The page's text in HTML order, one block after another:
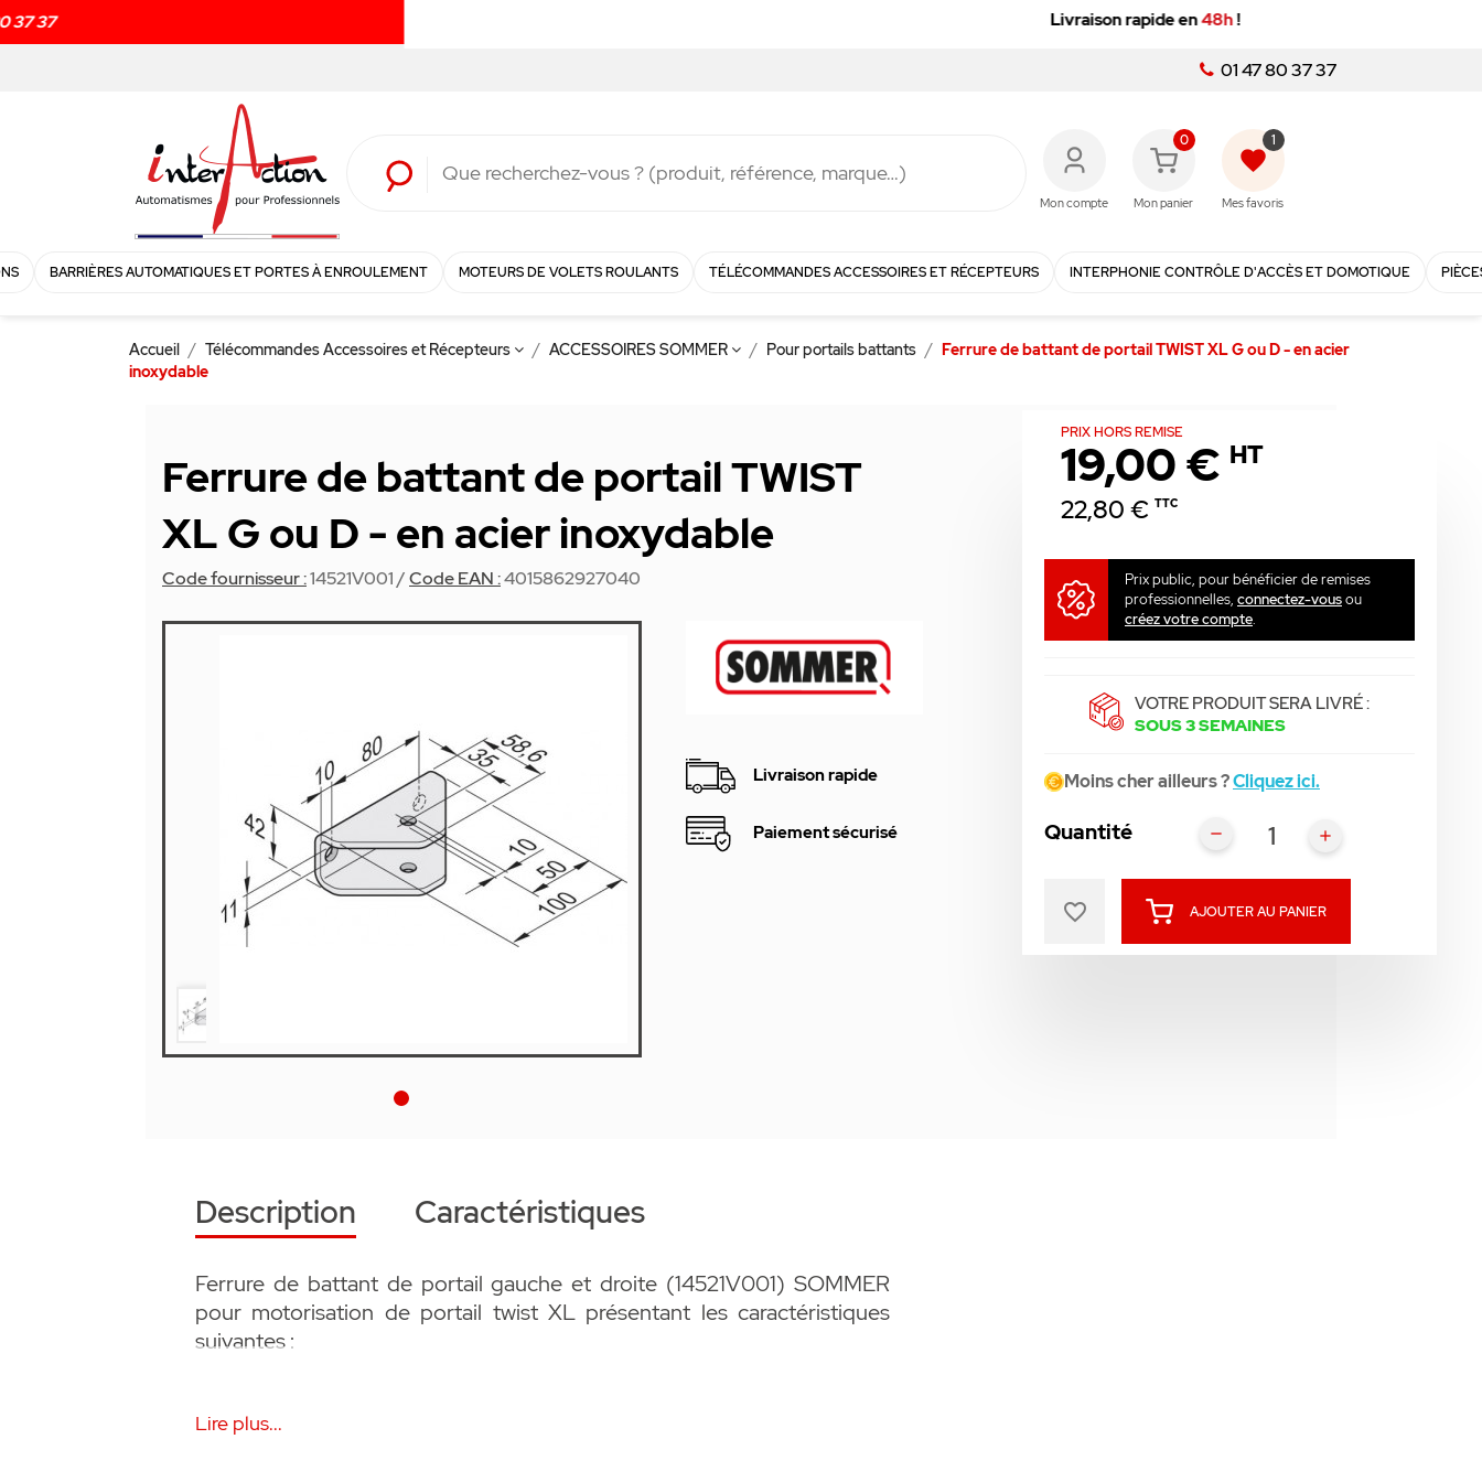
01 47 80 37 37
Mon compte
0
Mon panier
favorite
1
Mes favoris
BARRIÈRES AUTOMATIQUES ET PORTES À ENROULEMENT MOTEURS DE VOLETS ROULANTS TÉLÉCOMMANDES ACCESSOIRES ET RÉCEPTEURS INTERPHONIE CONTRÔLE D'ACCÈS ET DOMOTIQUE
Accueil Télécommandes Accessoires et Récepteurs ACCESSOIRES SOMMER Pour portails battants
Ferrure de battant de portail TWIST XL G ou D - en acier
inoxydable
Ferrure de battant de portail TWIST
XL G ou D - en acier inoxydable
Code fournisseur :14521V001/Code EAN :4015862927040
Livraison rapide
Paiement sécurisé
PRIX HORS REMISE
19,00 € HT
22,80 € TTC
Prix public, pour bénéficier de remises
professionnelles, connectez-vousou
créez votre compte.
VOTRE PRODUIT SERA LIVRÉ :
SOUS 3 SEMAINES
Moins cher ailleurs ?Cliquez ici.
Quantité
AJOUTER AU PANIER
favorite_border
Description Caractéristiques
Ferrure de battant de portail gauche et droite (14521V001) SOMMER
pour motorisation de portail twist XL présentant les caractéristiques
suivantes :
• Utilisable à gauche et à droite
• En acier inoxydable
Lire plus...